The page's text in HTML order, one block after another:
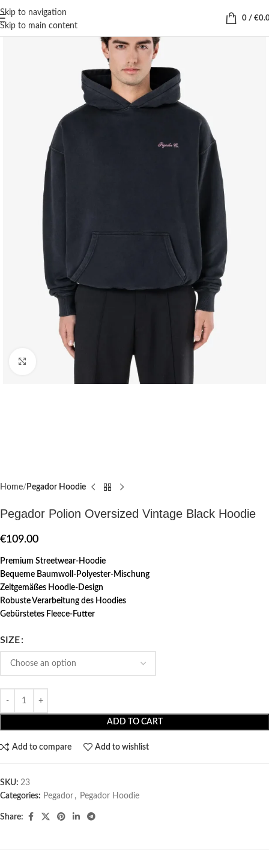
Skip to navigation
Skip to main content
0 / €
Click to enlarge
Home Pegador Hoodie
Pegador Polion Oversized Vintage Black Hoodie
€109.00
Premium Streetwear-Hoodie
Bequeme Baumwoll-Polyester-Mischung
Zeitgemäßes Hoodie-Design
Robuste Verarbeitung des Hoodies
Gebürstetes Fleece-Futter
SIZE
ADD TO CART
Add to compare Add to wishlist
SKU: 23
Categories: Pegador​ , Pegador Hoodie
Share: